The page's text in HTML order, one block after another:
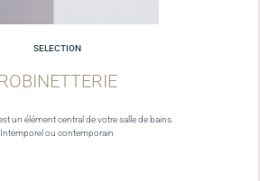
SELECTION
un élément central de votre salle de bains.
Intemporel ou contemporain